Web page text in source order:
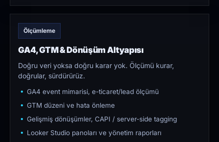
Ölçümleme
GA4, GTM & Dönüşüm Altyapısı
Doğru veri yoksa doğru karar yok. Ölçümü kurar,
doğrular, sürdürürüz.
GA4 event mimarisi, e-ticaret/lead ölçümü
GTM düzeni ve hata önleme
Gelişmiş dönüşümler, CAPI / server-side tagging
Looker Studio panoları ve yönetim raporları